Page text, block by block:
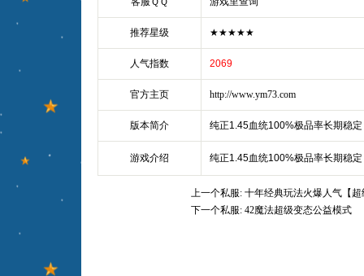
推荐星级 ★★★★★
人气指数 2069
官方主页 http://www.ym73.com
版本简介 纯正1.45血统100%极品率长期稳定
游戏介绍 纯正1.45血统100%极品率长期稳定
上一个私服: 十年经典玩法火爆人气【
下一个私服: 42魔法超级变态公益模式